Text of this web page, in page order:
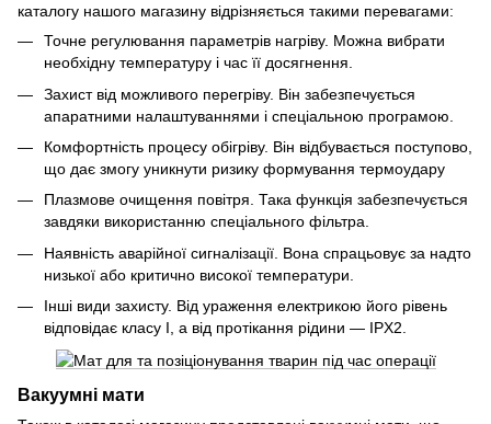
каталогу нашого магазину відрізняється такими перевагами:
Точне регулювання параметрів нагріву. Можна вибрати
необхідну температуру і час її досягнення.
Захист від можливого перегріву. Він забезпечується
апаратними налаштуваннями і спеціальною програмою.
Комфортність процесу обігріву. Він відбувається поступово,
що дає змогу уникнути ризику формування термоудару
Плазмове очищення повітря. Така функція забезпечується
завдяки використанню спеціального фільтра.
Наявність аварійної сигналізації. Вона спрацьовує за надто
низької або критично високої температури.
Інші види захисту. Від ураження електрикою його рівень
відповідає класу І, а від протікання рідини — IPX2.
Вакуумні мати